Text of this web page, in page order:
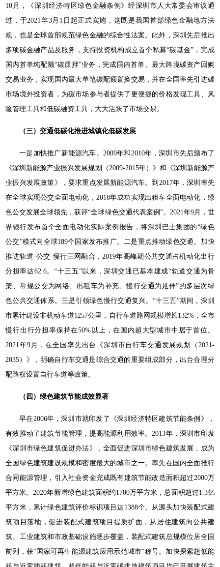
10月，《深圳经济特区绿色金融条例》经深圳市人大常委会审议通
过，于2021年3月1日起正式实施，这既是我国首部绿色金融地方法
规，也是全球首部规范绿色金融的综合性法案。此外，深圳先后推出
多项碳金融产品及服务，支持投资机构成立首个私募“碳基金”，完成
国内首单纯配额“碳质押”业务，完成国内首单、最大跨境碳资产回购
交易业务，实现国内最大单笔碳配额置换交易，并在全国率先引进碳
市场境外投资者，为碳市场参与者提供了更便捷的价格发现工具、风
险管理工具和低碳融资工具，大大活跃了市场交易。
（三）交通低碳化推进城镇化低碳发展
一是加快推广新能源汽车。2009年和2010年，深圳市先后颁布了
《深圳新能源产业振兴发展规划（2009-2015年）》和《深圳新能源产
业振兴发展政策》，要求重点发展新能源汽车。到2017年，深圳率先
在全球实现公交全面电动化，2018年成功实现出租车全面电动化，绿
色公交发展全球领先，获评“全球绿色交通代表案例”。2021年9月，世
界银行发布首个全面电动化实际案例报告，将深圳巴士集团的“绿色
公交”模式向全球189个国家发布推广。二是重点推动绿色交通。加快
推进轨道-公交-慢行三网融合，2019年高峰期公共交通占机动化出行
分担率达62.6。“十三五”以来，深圳交通已基本建成“轨道交通为骨
架、常规公交为网络、出租车为补充、慢行交通为延伸”的多层次绿
色公共交通体系。三是引领绿色慢行交通复兴。“十三五”期间，深圳
市累计建设非机动车道1257公里，自行车道路网规模增长132%，全市
慢行出行分担率保持在50%以上，在国内超大型城市中居于首位。
2021年9月，在全国率先出台《深圳市自行车交通发展规划（2021-
2035）》，明确自行车交通是综合交通的重要组成部分，出台合理分
配路权设置自行车道等政策。
（四）绿色建筑节能成效显著
早在2006年，深圳市就印发了《深圳经济特区建筑节能条例》，
有效推动了建筑节能管理，提高能源利用效率。2013年，深圳市印发
《深圳市绿色建筑促进办法》，全面促进深圳市绿色建筑发展，成为
全国绿色建筑建设规模和密度最大的城市之一。率先在国内全面推行
合同能源管理，引入社会资金完成既有建筑节能改造面积超过2000万
平方米。2020年新增绿色建筑面积约1700万平方米，总面积超过1.3亿
平方米，累计绿色建筑评价标识项目达1388个。从源头加快装配式建
筑项目落地，促进装配式建筑项目提质扩面，从居住建筑向公共建
筑、工业建筑和市政基础设施逐步覆盖，装配式建筑总规模位居全国
前列，获“国家可再生能源建筑应用示范城市”称号。加快探索超低能